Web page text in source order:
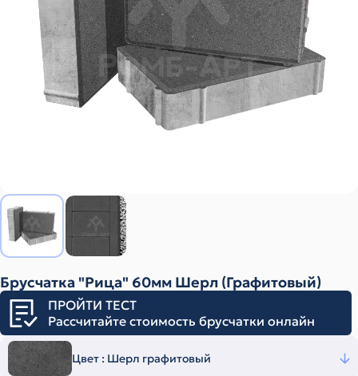
Брусчатка "Рица" 60мм Шерл (Графитовый)
ПРОЙТИ ТЕСТ
Рассчитайте стоимость брусчатки онлайн
Цвет : Шерл графитовый